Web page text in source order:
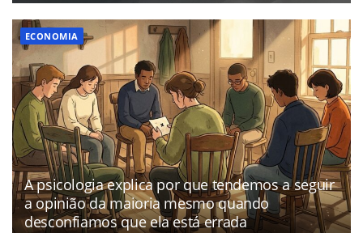
ECONOMIA
A psicologia explica por que tendemos a seguir
a opinião da maioria mesmo quando
desconfiamos que ela está errada